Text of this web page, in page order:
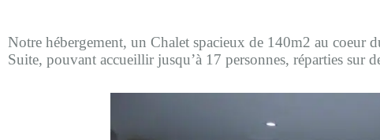
Notre hébergement, un Chalet spacieux de 140m2 au coeur
Suite, pouvant accueillir jusqu’à 17 personnes, réparties sur